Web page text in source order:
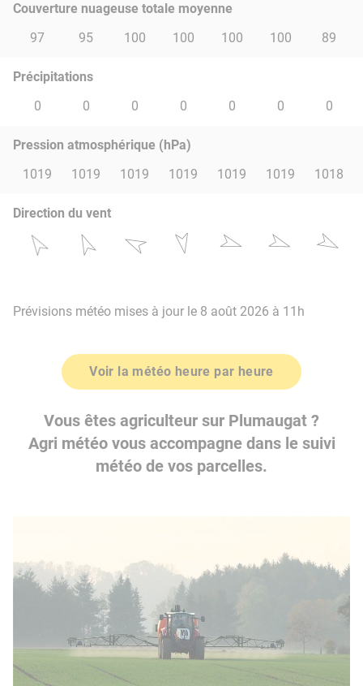
Couverture nuageuse totale moyenne
97
95 100 100 100 100 89
Précipitations
0
0 0 0 0 0 0
Pression atmosphérique (hPa)
1019
1019 1019 1019 1019 1019 1018
Direction du vent
Prévisions météo mises à jour le 8 août 2026 à 11h
Voir la météo heure par heure
Vous êtes agriculteur sur Plumaugat ?
Agri météo vous accompagne dans le suivi
météo de vos parcelles.